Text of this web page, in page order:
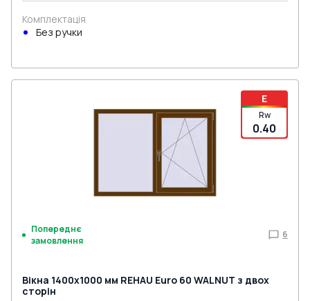
Комплектація
Без ручки
E
Rw
0.40
Попереднє
замовлення
6
Вікна 1400x1000 мм REHAU Euro 60 WALNUT з двох
сторін